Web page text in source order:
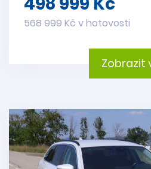
568 999 Kč v hotovosti
Zobrazit